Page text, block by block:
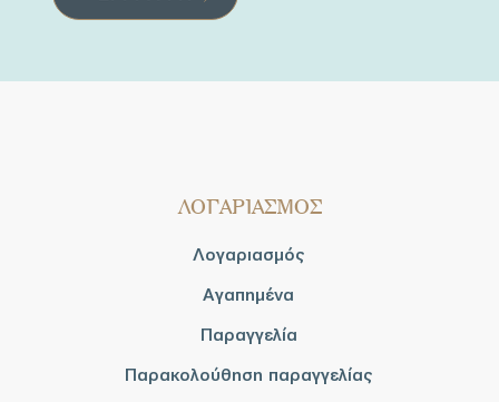
ΛΟΓΑΡΙΑΣΜΟΣ
Λογαριασμός
Αγαπημένα
Παραγγελία
Παρακολούθηση παραγγελίας